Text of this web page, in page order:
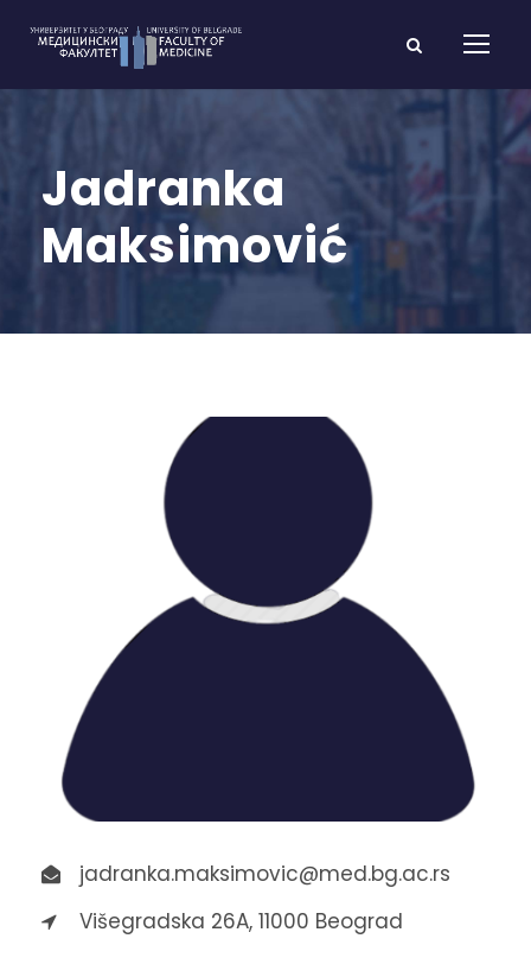
Jadranka
Maksimović
jadranka.maksimovic@med.bg.ac.rs
Višegradska 26A, 11000 Beograd